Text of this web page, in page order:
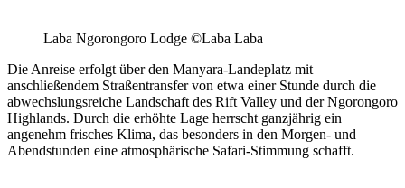
Laba Ngorongoro Lodge ©Laba Laba
Die Anreise erfolgt über den Manyara-Landeplatz mit
anschließendem Straßentransfer von etwa einer Stunde durch die
abwechslungsreiche Landschaft des Rift Valley und der Ngorongoro
Highlands. Durch die erhöhte Lage herrscht ganzjährig ein
angenehm frisches Klima, das besonders in den Morgen- und
Abendstunden eine atmosphärische Safari-Stimmung schafft.